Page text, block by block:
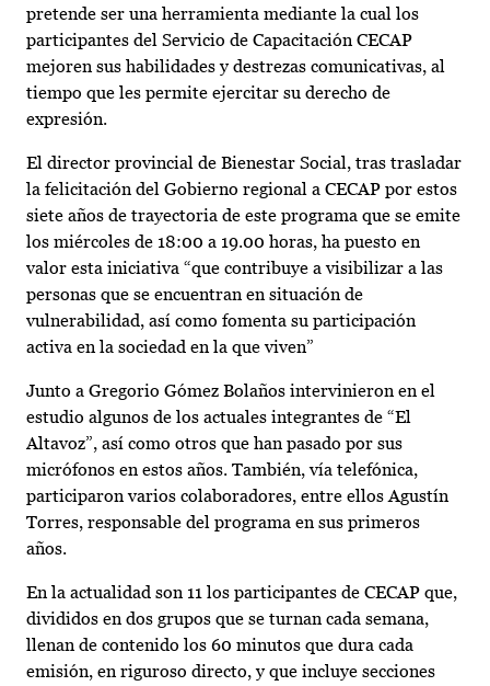
pretende ser una herramienta mediante la cual los
participantes del Servicio de Capacitación CECAP
mejoren sus habilidades y destrezas comunicativas, al
tiempo que les permite ejercitar su derecho de
expresión.
El director provincial de Bienestar Social, tras trasladar
la felicitación del Gobierno regional a CECAP por estos
siete años de trayectoria de este programa que se emite
los miércoles de 18:00 a 19.00 horas, ha puesto en
valor esta iniciativa “que contribuye a visibilizar a las
personas que se encuentran en situación de
vulnerabilidad, así como fomenta su participación
activa en la sociedad en la que viven”
Junto a Gregorio Gómez Bolaños intervinieron en el
estudio algunos de los actuales integrantes de “El
Altavoz”, así como otros que han pasado por sus
micrófonos en estos años. También, vía telefónica,
participaron varios colaboradores, entre ellos Agustín
Torres, responsable del programa en sus primeros
años.
En la actualidad son 11 los participantes de CECAP que,
divididos en dos grupos que se turnan cada semana,
llenan de contenido los 60 minutos que dura cada
emisión, en riguroso directo, y que incluye secciones